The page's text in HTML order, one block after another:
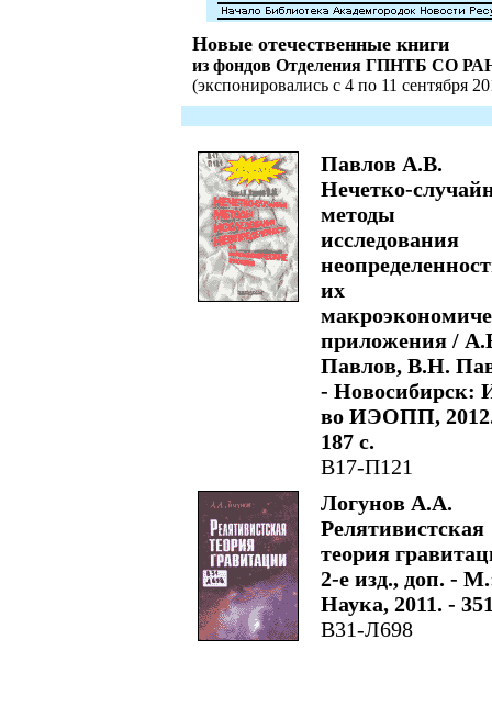
Новые отечественные книги
из фондов Отделения ГПНТБ СО
(экспонировались с 4 по 11 сентября
Павлов А.В.
Нечетко-
методы
исследования
их
приложения /
Павлов, В.Н.
- Новосибирск:
во ИЭОПП,
187 с.
В17-П121
Логунов А.А.
Релятивистская
теория
2-е изд., доп. -
Наука, 2011. -
В31-Л698